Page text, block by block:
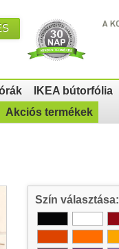
IKEA bútorfólia
Akciós termékek
Szín választása: